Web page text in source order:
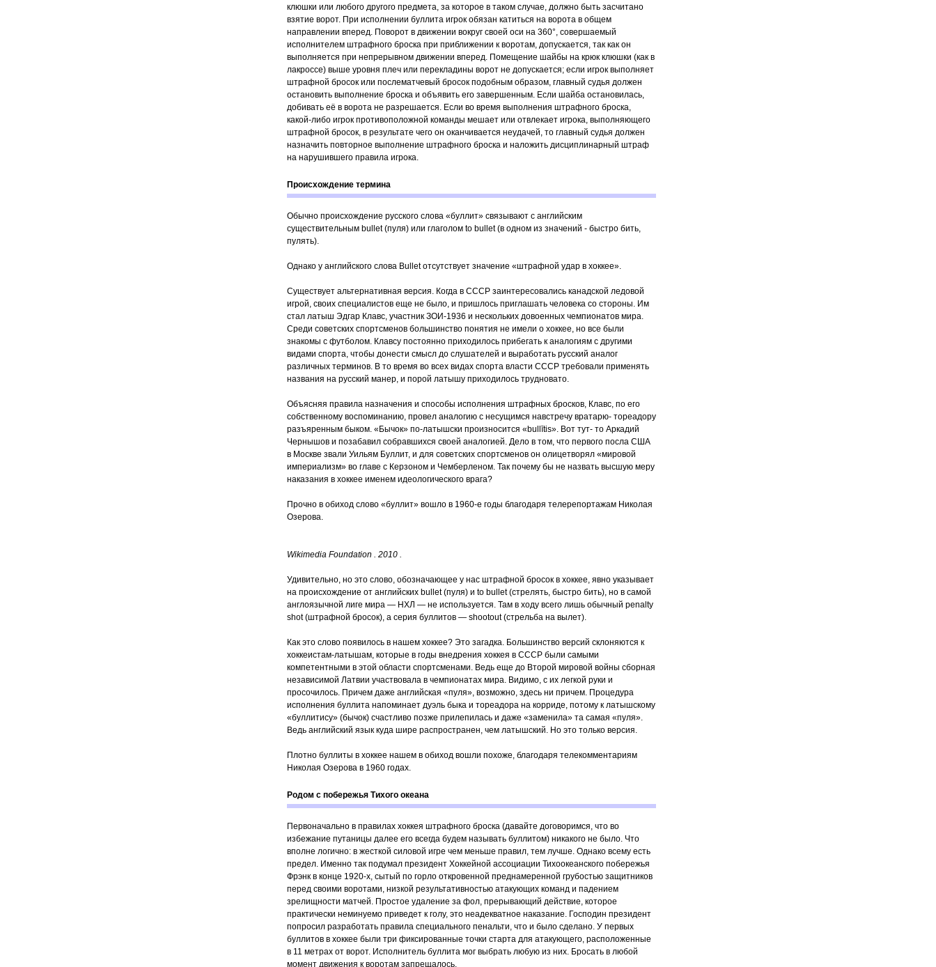
клюшки или любого другого предмета, за которое в таком случае, должно быть засчитано
взятие ворот. При исполнении буллита игрок обязан катиться на ворота в общем
направлении вперед. Поворот в движении вокруг своей оси на 360°, совершаемый
исполнителем штрафного броска при приближении к воротам, допускается, так как он
выполняется при непрерывном движении вперед. Помещение шайбы на крюк клюшки (как в
лакроссе) выше уровня плеч или перекладины ворот не допускается; если игрок выполняет
штрафной бросок или послематчевый бросок подобным образом, главный судья должен
остановить выполнение броска и объявить его завершенным. Если шайба остановилась,
добивать её в ворота не разрешается. Если во время выполнения штрафного броска,
какой-либо игрок противоположной команды мешает или отвлекает игрока, выполняющего
штрафной бросок, в результате чего он оканчивается неудачей, то главный судья должен
назначить повторное выполнение штрафного броска и наложить дисциплинарный штраф
на нарушившего правила игрока.
Происхождение термина
Обычно происхождение русского слова «буллит» связывают с английским
существительным bullet (пуля) или глаголом to bullet (в одном из значений - быстро бить,
пулять).
Однако у английского слова Bullet отсутствует значение «штрафной удар в хоккее».
Существует альтернативная версия. Когда в СССР заинтересовались канадской ледовой
игрой, своих специалистов еще не было, и пришлось приглашать человека со стороны. Им
стал латыш Эдгар Клавс, участник ЗОИ-1936 и нескольких довоенных чемпионатов мира.
Среди советских спортсменов большинство понятия не имели о хоккее, но все были
знакомы с футболом. Клавсу постоянно приходилось прибегать к аналогиям с другими
видами спорта, чтобы донести смысл до слушателей и выработать русский аналог
различных терминов. В то время во всех видах спорта власти СССР требовали применять
названия на русский манер, и порой латышу приходилось трудновато.
Объясняя правила назначения и способы исполнения штрафных бросков, Клавс, по его
собст­венному воспоминанию, провел аналогию с несущимся навстречу вратарю- тореадору
разъяренным быком. «Бычок» по-латышски произносится «bullītis». Вот тут- то Аркадий
Чернышов и позабавил собравшихся своей аналогией. Дело в том, что первого посла США
в Москве звали Уильям Буллит, и для советских спортсменов он олицетворял «мировой
империализм» во главе с Керзоном и Чемберленом. Так почему бы не назвать высшую меру
наказания в хоккее именем идеологического врага?
Прочно в обиход слово «буллит» вошло в 1960-е годы благодаря телерепортажам Николая
Озерова.
Wikimedia Foundation . 2010 .
Удивительно, но это слово, обозначающее у нас штрафной бросок в хоккее, явно указывает
на происхождение от английских bullet (пуля) и to bullet (стрелять, быстро бить), но в самой
англоязычной лиге мира — НХЛ — не используется. Там в ходу всего лишь обычный penalty
shot (штрафной бросок), а серия буллитов — shootout (стрельба на вылет).
Как это слово появилось в нашем хоккее? Это загадка. Большинство версий склоняются к
хоккеистам-латышам, которые в годы внедрения хоккея в СССР были самыми
компетентными в этой области спортсменами. Ведь еще до Второй мировой войны сборная
независимой Латвии участвовала в чемпионатах мира. Видимо, с их легкой руки и
просочилось. Причем даже английская «пуля», возможно, здесь ни причем. Процедура
исполнения буллита напоминает дуэль быка и тореадора на корриде, потому к латышскому
«буллитису» (бычок) счастливо позже прилепилась и даже «заменила» та самая «пуля».
Ведь английский язык куда шире распространен, чем латышский. Но это только версия.
Плотно буллиты в хоккее нашем в обиход вошли похоже, благодаря телекомментариям
Николая Озерова в 1960 годах.
Родом с побережья Тихого океана
Первоначально в правилах хоккея штрафного броска (давайте договоримся, что во
избежание путаницы далее его всегда будем называть буллитом) никакого не было. Что
вполне логично: в жесткой силовой игре чем меньше правил, тем лучше. Однако всему есть
предел. Именно так подумал президент Хоккейной ассоциации Тихоокеанского побережья
Фрэнк в конце 1920-х, сытый по горло откровенной преднамеренной грубостью защитников
перед своими воротами, низкой результативностью атакующих команд и падением
зрелищности матчей. Простое удаление за фол, прерывающий действие, которое
практически неминуемо приведет к голу, это неадекватное наказание. Господин президент
попросил разработать правила специального пенальти, что и было сделано. У первых
буллитов в хоккее были три фиксированные точки старта для атакующего, расположенные
в 11 метрах от ворот. Исполнитель буллита мог выбрать любую из них. Бросать в любой
момент движения к воротам запрещалось.